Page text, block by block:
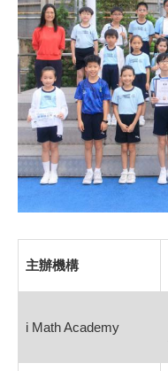
主辦機構
i Math Academy